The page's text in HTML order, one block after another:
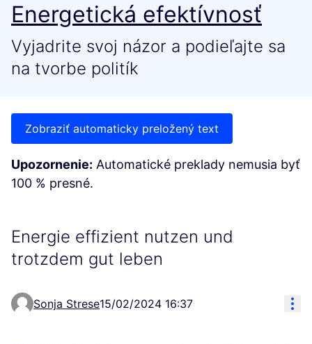
Energetická efektívnosť
Vyjadrite svoj názor a podieľajte sa
na tvorbe politík
Zobraziť automaticky preložený text
Upozornenie: Automatické preklady nemusia byť
100 % presné.
Energie effizient nutzen und
trotzdem gut leben
Sonja Strese15/02/2024 16:37